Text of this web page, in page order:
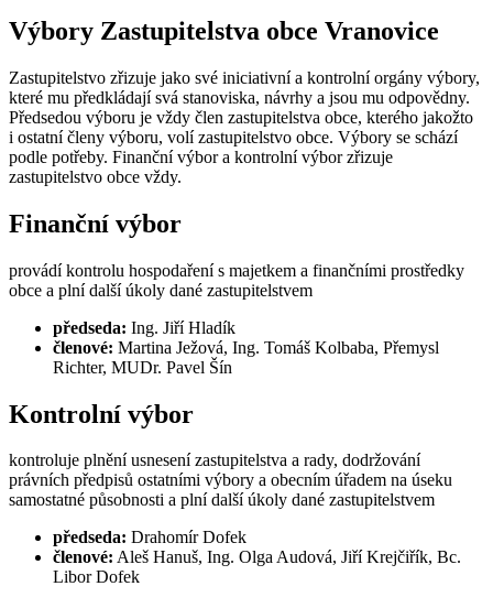
Výbory Zastupitelstva obce Vranovice
Zastupitelstvo zřizuje jako své iniciativní a kontrolní orgány výbory,
které mu předkládají svá stanoviska, návrhy a jsou mu odpovědny.
Předsedou výboru je vždy člen zastupitelstva obce, kterého jakožto
i ostatní členy výboru, volí zastupitelstvo obce. Výbory se schází
podle potřeby. Finanční výbor a kontrolní výbor zřizuje
zastupitelstvo obce vždy.
Finanční výbor
provádí kontrolu hospodaření s majetkem a finančními prostředky
obce a plní další úkoly dané zastupitelstvem
předseda: Ing. Jiří Hladík
členové: Martina Ježová, Ing. Tomáš Kolbaba, Přemysl
Richter, MUDr. Pavel Šín
Kontrolní výbor
kontroluje plnění usnesení zastupitelstva a rady, dodržování
právních předpisů ostatními výbory a obecním úřadem na úseku
samostatné působnosti a plní další úkoly dané zastupitelstvem
předseda: Drahomír Dofek
členové: Aleš Hanuš, Ing. Olga Audová, Jiří Krejčiřík, Bc.
Libor Dofek